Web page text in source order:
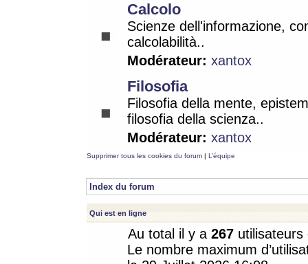
Calcolo
Scienze dell'informazione,
calcolabilità..
Modérateur: xantox
Filosofia
Filosofia della mente,
filosofia della scienza..
Modérateur: xantox
Supprimer tous les cookies du forum | L’équipe
Index du forum
Qui est en ligne
Au total il y a 267
Le nombre maximum